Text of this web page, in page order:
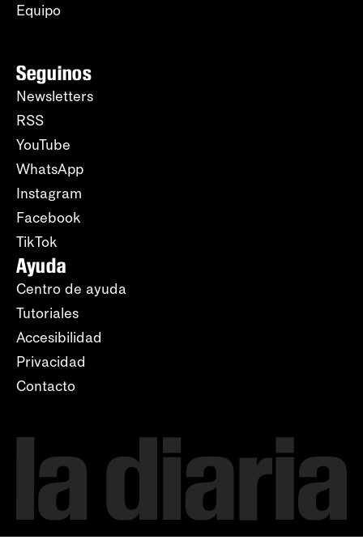
Equipo
Seguinos
Newsletters
RSS
YouTube
WhatsApp
Instagram
Facebook
TikTok
Ayuda
Centro de ayuda
Tutoriales
Accesibilidad
Privacidad
Contacto